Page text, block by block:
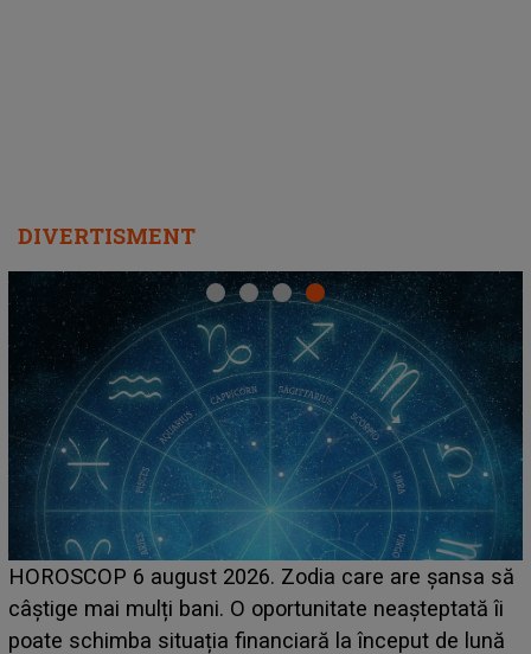
DIVERTISMENT
HOROSCOP 6 august 2026. Zodia care are șansa să
câștige mai mulți bani. O oportunitate neașteptată îi
poate schimba situația financiară la început de lună